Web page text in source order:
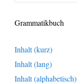
Grammatikbuch
Inhalt (kurz)
Inhalt (lang)
Inhalt (alphabetisch)